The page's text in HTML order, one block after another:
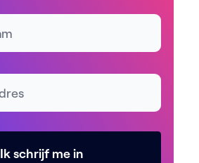
Ik schrijf me in